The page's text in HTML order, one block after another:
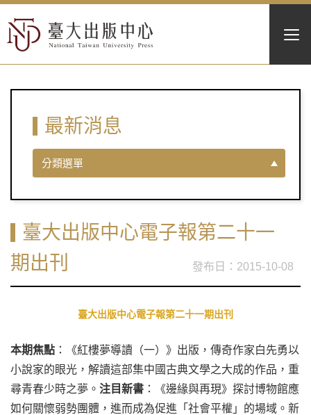
最新消息
分類選單
臺大出版中心電子報第二十一
期出刊
2015-10-08
臺大出版中心電子報第二十一期出刊
本期焦點 ：《紅樓夢導讀（一）》出版，傳奇作家白先勇以
小說家的眼光，解讀這部集中國古典文學之大成的作品，重
尋青春少時之夢。 注目新書 ：《邊緣與再現》探討博物館應
如何關懷弱勢團體，進而成為促進「社會平權」的場域。新